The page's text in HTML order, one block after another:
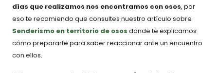
días que realizamos nos encontramos con osos, por
eso te recomiendo que consultes nuestro artículo sobre
Senderismo en territorio de osos donde te explicamos
cómo prepararte para saber reaccionar ante un encuentro
con ellos.